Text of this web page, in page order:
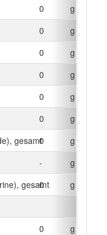
0
g
0
g
0
g
0
g
0
g
0
g
gesamt0
g
-
g
gesamt
0
g
0
g